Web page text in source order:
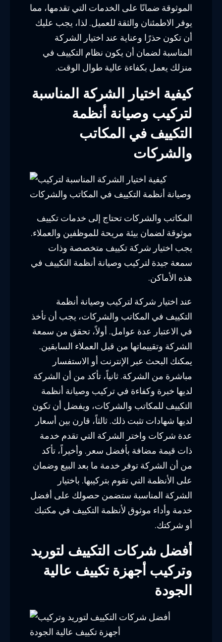
الموثوقة ضمانًا على الخدمات التي تقدمها، مما
يوفر الاطمئنان والثقة للعميل. لذا، يجب عليك
أن تكون حذرًا وعناية عند اختيار الشركة
المناسبة لضمان أن يكون نظام التكييف في
منزلك يعمل بكفاءة عالية طوال الوقت.
كيفية اختيار الشركة المناسبة
لتركيب وصيانة أنظمة
التكييف في المكاتب
والشركات
المكاتب والشركات تحتاج إلى خدمات تكييف
موثوقة لضمان بيئة مريحة للموظفين والعملاء.
يجب اختيار شركة تكييف متخصصة وذات
سمعة جيدة لتركيب وصيانة أنظمة التكييف في
هذه الأماكن.
عند اختيار شركة لتركيب وصيانة أنظمة
التكييف في المكاتب والشركات، يجب أن تأخذ
في الاعتبار عدة عوامل. أولاً، تحقق من سمعة
الشركة وتقييماتها من قبل العملاء السابقين.
يمكنك البحث عبر الإنترنت أو الاستفسار
مباشرة من الشركة. ثانياً، تأكد من أن الشركة
لديها خبرة وكفاءة في تركيب وصيانة أنظمة
التكييف للمكاتب والشركات، ويفضل أن تكون
لديها شهادات تثبت ذلك. ثالثاً، قارن بين أسعار
عدة شركات واختر الشركة التي تقدم خدمة
ذات قيمة مضافة بأفضل سعر. وأخيراً، تأكد
من أن الشركة توفر خدمة ما بعد البيع وضمان
على الأنظمة التي تقوم بتركيبها. باختيار
الشركة المناسبة ستضمن حصولك على أفضل
خدمة وأداء موثوق لأنظمة التكييف في مكتبك
أو شركتك.
أفضل شركات التكييف لتوريد
وتركيب أجهزة تكييف عالية
الجودة